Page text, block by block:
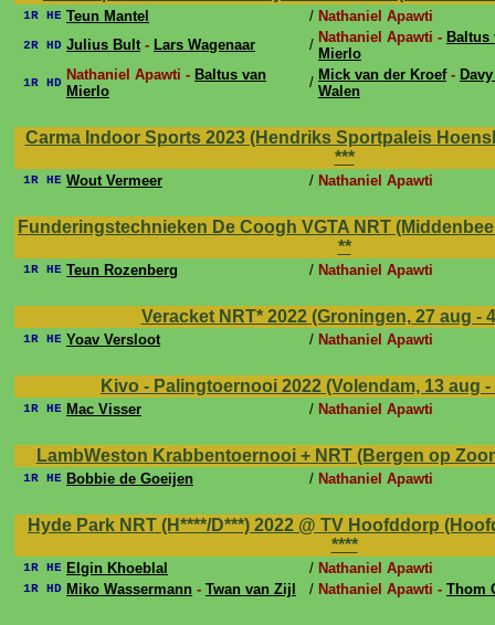
1R HE Teun Mantel / Nathaniel Apawti
2R HD Julius Bult- Lars Wagenaar / Nathaniel Apawti - Baltus
Mierlo
1R HD Nathaniel Apawti - Baltus van
Mierlo
/ Mick van der Kroef-
Walen
Carma Indoor Sports 2023 (Hendriks Sportpaleis
***
1R HE Wout Vermeer / Nathaniel Apawti
Funderingstechnieken De Coogh VGTA NRT
**
1R HE Teun Rozenberg / Nathaniel Apawti
Veracket NRT* 2022 (Groningen, 27 aug -
1R HE Yoav Versloot / Nathaniel Apawti
Kivo - Palingtoernooi 2022 (Volendam, 13 aug
1R HE Mac Visser / Nathaniel Apawti
LambWeston Krabbentoernooi + NRT (Bergen op
1R HE Bobbie de Goeijen / Nathaniel Apawti
Hyde Park NRT (H****/D***) 2022 @ TV Hoofddorp
****
1R HE Elgin Khoeblal / Nathaniel Apawti
1R HD Miko Wassermann - Twan van Zijl / Nathaniel Apawti - Thom